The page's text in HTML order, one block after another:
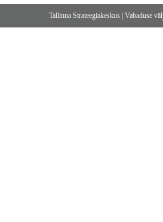
Tallinna Strateegiakeskus |Vabaduse